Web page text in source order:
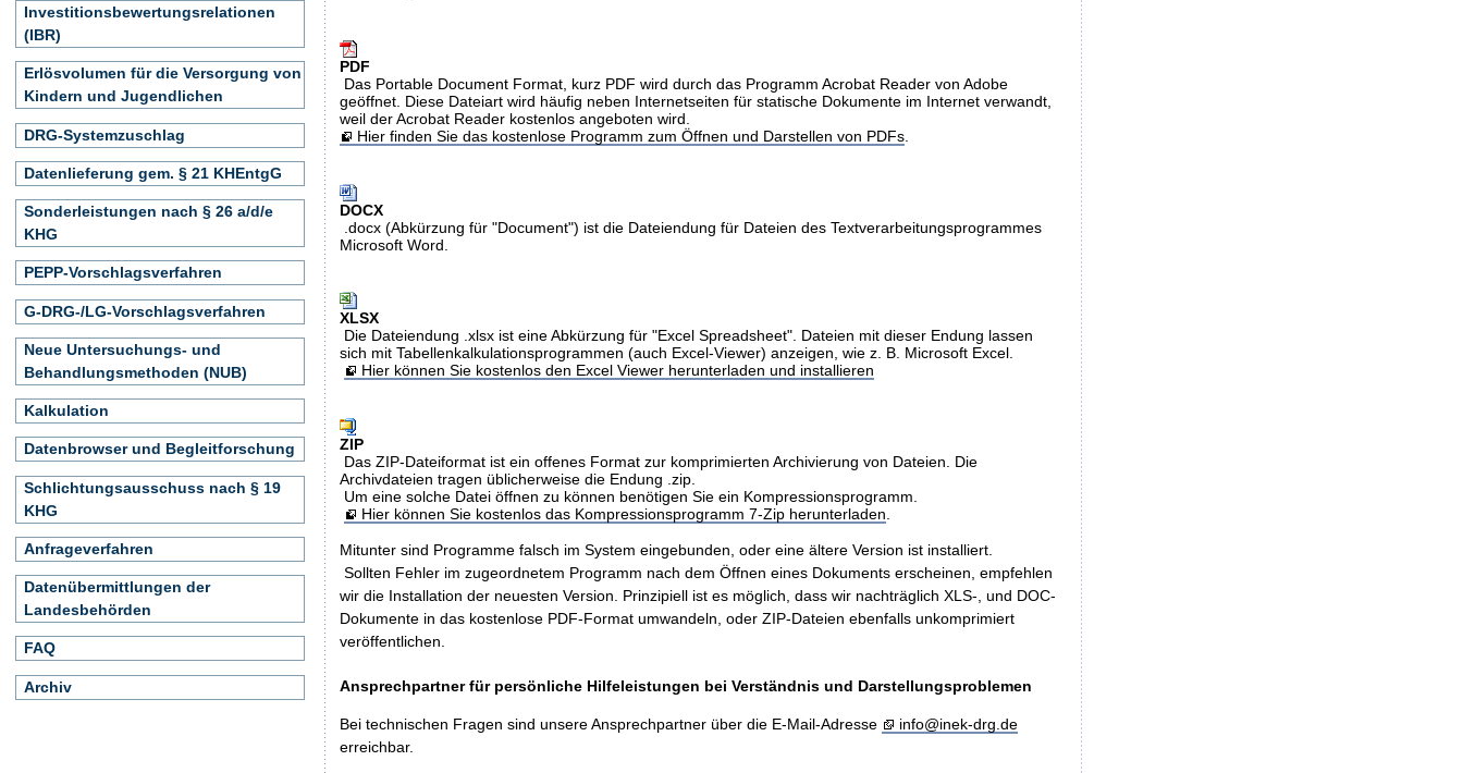
PDF
Das Portable Document Format, kurz PDF wird durch das Programm Acrobat Reader von Adobe
geöffnet. Diese Dateiart wird häufig neben Internetseiten für statische Dokumente im Internet verwandt,
weil der Acrobat Reader kostenlos angeboten wird.
Hier finden Sie das kostenlose Programm zum Öffnen und Darstellen von PDFs.
DOCX
.docx (Abkürzung für "Document") ist die Dateiendung für Dateien des Textverarbeitungsprogrammes
Microsoft Word.
XLSX
Die Dateiendung .xlsx ist eine Abkürzung für "Excel Spreadsheet". Dateien mit dieser Endung lassen
sich mit Tabellenkalkulationsprogrammen (auch Excel-Viewer) anzeigen, wie z. B. Microsoft Excel.
Hier können Sie kostenlos den Excel Viewer herunterladen und installieren
ZIP
Das ZIP-Dateiformat ist ein offenes Format zur komprimierten Archivierung von Dateien. Die
Archivdateien tragen üblicherweise die Endung .zip.
Um eine solche Datei öffnen zu können benötigen Sie ein Kompressionsprogramm.
Hier können Sie kostenlos das Kompressionsprogramm 7-Zip herunterladen
Mitunter sind Programme falsch im System eingebunden, oder eine ältere Version ist installiert.
Sollten Fehler im zugeordnetem Programm nach dem Öffnen eines Dokuments erscheinen, empfehlen
wir die Installation der neuesten Version. Prinzipiell ist es möglich, dass wir nachträglich XLS-, und DOC-
Dokumente in das kostenlose PDF-Format umwandeln, oder ZIP-Dateien ebenfalls unkomprimiert
veröffentlichen.
Ansprechpartner für persönliche Hilfeleistungen bei Verständnis und Darstellungsproblemen
Bei technischen Fragen sind unsere Ansprechpartner über die E-Mail-Adresse
info@inek-drg.de
erreichbar.
Investitionsbewertungsrelationen
(IBR)
Erlösvolumen für die Versorgung von
Kindern und Jugendlichen
DRG-Systemzuschlag
Datenlieferung gem. § 21 KHEntgG
Sonderleistungen nach § 26 a/d/e
KHG
PEPP-Vorschlagsverfahren
G-DRG-/LG-Vorschlagsverfahren
Neue Untersuchungs- und
Behandlungsmethoden (NUB)
Kalkulation
Datenbrowser und Begleitforschung
Schlichtungsausschuss nach § 19
KHG
Anfrageverfahren
Datenübermittlungen der
Landesbehörden
FAQ
Archiv